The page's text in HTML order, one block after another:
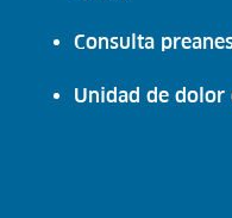
Consulta
Unidad de dolor